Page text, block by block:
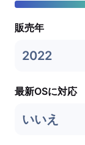
販売年
2022
最新OSに対応
いいえ